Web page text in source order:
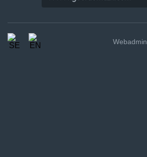
Webadmin